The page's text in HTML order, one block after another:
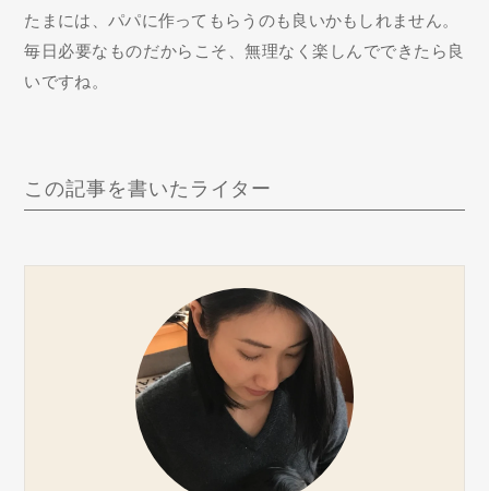
たまには、パパに作ってもらうのも良いかもしれません。
毎日必要なものだからこそ、無理なく楽しんでできたら良
いですね。
この記事を書いたライター